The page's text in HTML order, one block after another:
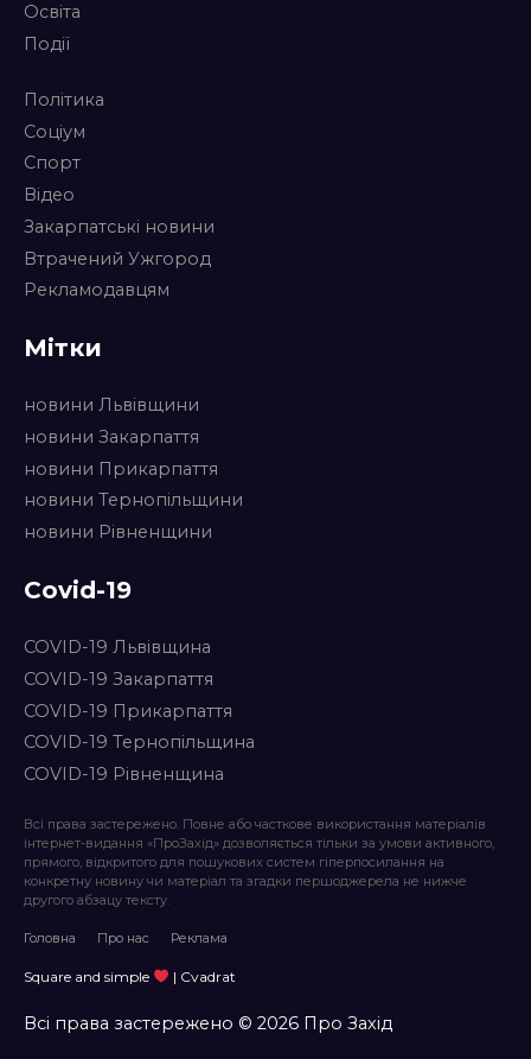
Освіта
Події
Політика
Соціум
Спорт
Відео
Закарпатські новини
Втрачений Ужгород
Рекламодавцям
Мітки
новини Львівщини
новини Закарпаття
новини Прикарпаття
новини Тернопільщини
новини Рівненщини
Covid-19
COVID-19 Львівщина
COVID-19 Закарпаття
COVID-19 Прикарпаття
COVID-19 Тернопільщина
COVID-19 Рівненщина
Всі права застережено. Повне або часткове використання матеріалів
інтернет-видання «ПроЗахід» дозволяється тільки за умови активного,
прямого, відкритого для пошукових систем гіперпосилання на
конкретну новину чи матеріал та згадки першоджерела не нижче
другого абзацу тексту.
Головна Про нас Реклама
Square and simple | Cvadrat
Всі права застережено © 2026 Про Захід